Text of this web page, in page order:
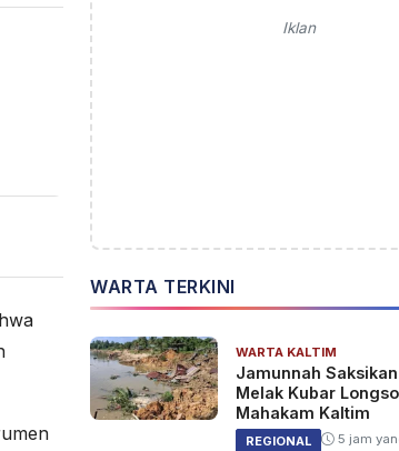
Iklan
WARTA TERKINI
WARTA KALTIM
Jamunnah
Melak Kubar
Mahakam Kaltim
REGIONAL 5 jam